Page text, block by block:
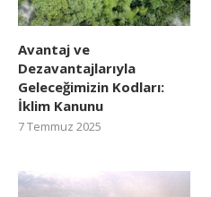
Avantaj ve
Dezavantajlarıyla
Geleceğimizin Kodları:
İklim Kanunu
7 Temmuz 2025